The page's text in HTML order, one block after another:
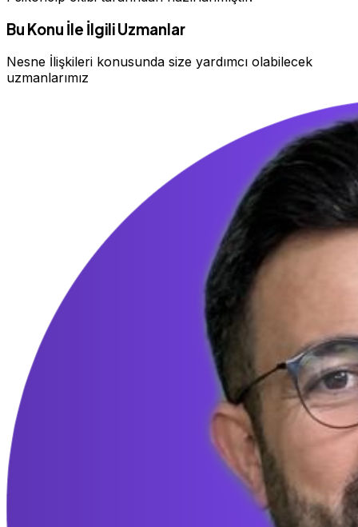
Bu Konu İle İlgili Uzmanlar
Nesne İlişkileri konusunda size yardımcı olabilecek
uzmanlarımız